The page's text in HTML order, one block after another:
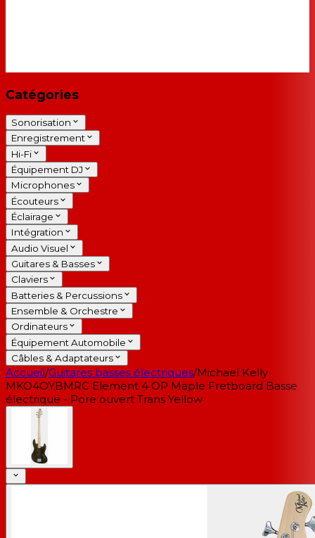
Catégories
Sonorisation
Enregistrement
Hi-Fi
Équipement DJ
Microphones
Écouteurs
Éclairage
Intégration
Audio Visuel
Guitares & Basses
Claviers
Batteries & Percussions
Ensemble & Orchestre
Ordinateurs
Équipement Automobile
Câbles & Adaptateurs
Accueil/Guitares basses électriques/Michael Kelly
MKO4OYBMRC Element 4 OP Maple Fretboard Basse
électrique - Pore ouvert Trans Yellow